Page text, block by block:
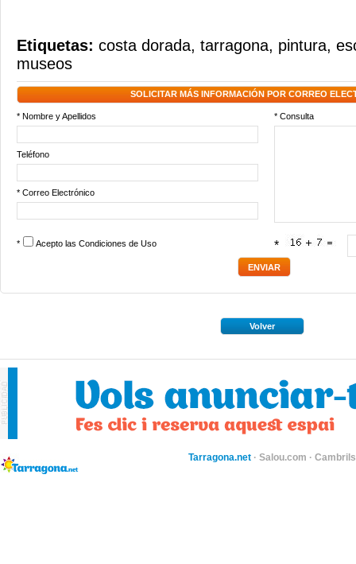
Etiquetas: costa dorada, tarragona, pintura,
museos
SOLICITAR MÁS INFORMACIÓN POR CORREO
* Nombre y Apellidos * Consulta
Teléfono
* Correo Electrónico
* Acepto las Condiciones de Uso *
Volver
Tarragona.net · Salou.com ·